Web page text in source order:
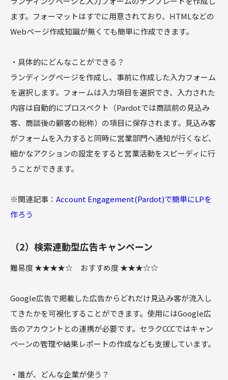
ます。フォーマットはすでに用意されており、HTMLなどの
Webページ作成知識が無くても簡単に作成できます。
・具体的にどんなことができる？
ランディングページを作成し、事前に作成した入力フォーム
を選択します。フォームは入力項目を選択でき、入力された
内容は自動的にプロスペクト（Pardotでは商談前の見込み
客、商談後の顧客の総称）の項目に保存されます。見込み客
がフォームを入力すると同時に営業部門へ通知が行くなど、
細かなアクションの設定をすると営業活動をスピーディに行
うことができます。
※関連記事： Account Engagement(Pardot)で簡単にLPを
作ろう
（2）検索連動型広告キャンペーン
難易度 ★★★★☆ おすすめ度 ★★★☆☆
Google広告で掲載した広告からどれだけ見込み客が流入し
てきたかを可視化することができます。使用にはGoogle広
告のアカウントとの連携が必要です。セラクCCCではキャン
ペーンの管理や結果レポートの作成なども支援しています。
・誰が、どんな企業が使う？